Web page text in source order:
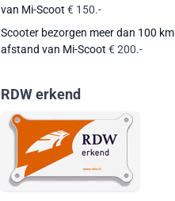
van Mi-Scoot € 150.-
Scooter bezorgen meer dan 100 km
afstand van Mi-Scoot € 200.-
RDW erkend